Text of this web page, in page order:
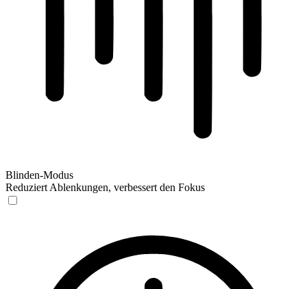
Blinden-Modus
Reduziert Ablenkungen, verbessert den Fokus